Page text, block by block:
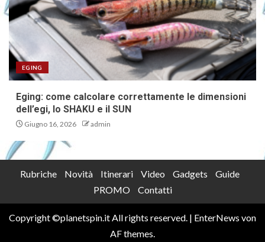
EGING
Eging: come calcolare correttamente le dimensioni
dell’egi, lo SHAKU e il SUN
Giugno 16, 2026 admin
Rubriche Novità Itinerari Video Gadgets
Guide
PROMO
Contatti
Copyright ©planetspin.it All rights reserved. | EnterNews von
AF themes.